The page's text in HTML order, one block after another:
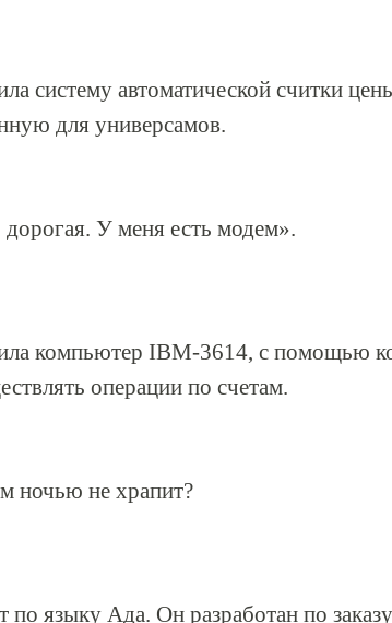
систему автоматической считки
для универсамов.
дорогая. У меня есть модем».
компьютер IBM-3614, с помощью
операции по счетам.
ночью не храпит?
по языку Ада. Он разработан по